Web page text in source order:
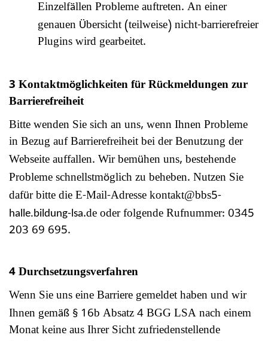
Einzelfällen Probleme auftreten. An einer
genauen Übersicht (teilweise) nicht-barrierefreier
Plugins wird gearbeitet.
3 Kontaktmöglichkeiten für Rückmeldungen zur
Barrierefreiheit
Bitte wenden Sie sich an uns, wenn Ihnen Probleme
in Bezug auf Barrierefreiheit bei der Benutzung der
Webseite auffallen. Wir bemühen uns, bestehende
Probleme schnellstmöglich zu beheben. Nutzen Sie
dafür bitte die E-Mail-Adresse kontakt@bbs5-
halle.bildung-lsa.de oder folgende Rufnummer: 0345
203 69 695.
4 Durchsetzungsverfahren
Wenn Sie uns eine Barriere gemeldet haben und wir
Ihnen gemäß § 16b Absatz 4 BGG LSA nach einem
Monat keine aus Ihrer Sicht zufriedenstellende